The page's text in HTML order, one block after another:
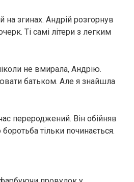
на згинах. Андрій розгорнув
Ті самі літери з легким
не вмирала, Андрію.
батьком. Але я знайшла
перероджений. Він обійняв
тільки починається.